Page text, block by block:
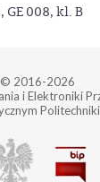
GE 008, kl. B
© 2016-2026
i Elektroniki